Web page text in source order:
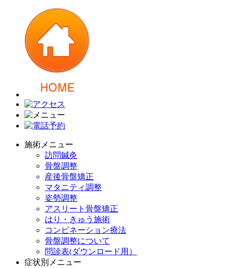
施術メニュー
訪問鍼灸
骨盤調整
産後骨盤矯正
マタニティ調整
姿勢調整
アスリート骨盤矯正
はり・きゅう施術
コンビネーション療法
骨盤調整について
問診表(ダウンロード用）
症状別メニュー